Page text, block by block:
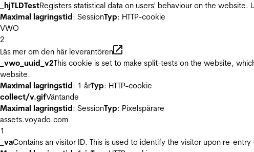
_hjTLDTestRegisters statistical data on users' behaviour on the
Maximal lagringstid: SessionTyp: HTTP-cookie
VWO
2
Läs mer om den här leverantören
_vwo_uuid_v2This cookie is set to make split-tests on the website,
website.
Maximal lagringstid: 1 årTyp: HTTP-cookie
collect/v.gifVäntande
Maximal lagringstid: SessionTyp: Pixelspårare
assets.voyado.com
1
_vaContains an visitor ID. This is used to identify the visitor upon re-